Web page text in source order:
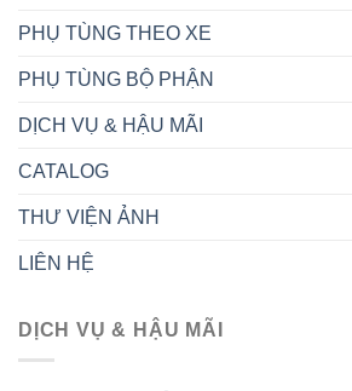
PHỤ TÙNG THEO XE
PHỤ TÙNG BỘ PHẬN
DỊCH VỤ & HẬU MÃI
CATALOG
THƯ VIỆN ẢNH
LIÊN HỆ
DỊCH VỤ & HẬU MÃI